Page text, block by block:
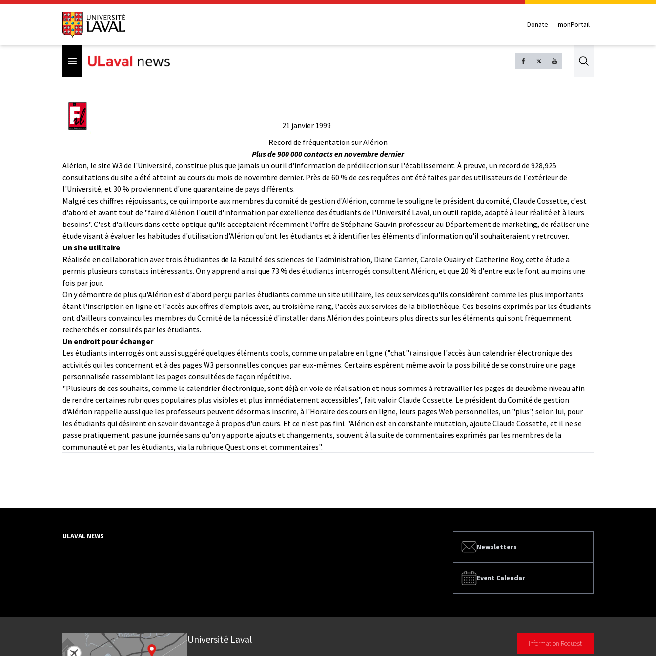
Donate monPortail
Open menu Search
21 janvier 1999
Record de fréquentation sur Alérion
Plus de 900 000 contacts en novembre dernier
Alérion, le site W3 de l'Université, constitue plus que jamais un outil d'information de prédilection sur l'établissement. À preuve, un record de 928,925
consultations du site a été atteint au cours du mois de novembre dernier. Près de 60 % de ces requêtes ont été faites par des utilisateurs de l'extérieur de
l'Université, et 30 % proviennent d'une quarantaine de pays différents.
Malgré ces chiffres réjouissants, ce qui importe aux membres du comité de gestion d'Alérion, comme le souligne le président du comité, Claude Cossette, c'est
d'abord et avant tout de "faire d'Alérion l'outil d'information par excellence des étudiants de l'Université Laval, un outil rapide, adapté à leur réalité et à leurs
besoins". C'est d'ailleurs dans cette optique qu'ils acceptaient récemment l'offre de Stéphane Gauvin professeur au Département de marketing, de réaliser une
étude visant à évaluer les habitudes d'utilisation d'Alérion qu'ont les étudiants et à identifier les éléments d'information qu'il souhaiteraient y retrouver.
Un site utilitaire
Réalisée en collaboration avec trois étudiantes de la Faculté des sciences de l'administration, Diane Carrier, Carole Ouairy et Catherine Roy, cette étude a
permis plusieurs constats intéressants. On y apprend ainsi que 73 % des étudiants interrogés consultent Alérion, et que 20 % d'entre eux le font au moins une
fois par jour.
On y démontre de plus qu'Alérion est d'abord perçu par les étudiants comme un site utilitaire, les deux services qu'ils considèrent comme les plus importants
étant l'inscription en ligne et l'accès aux offres d'emplois avec, au troisième rang, l'accès aux services de la bibliothèque. Ces besoins exprimés par les étudiants
ont d'ailleurs convaincu les membres du Comité de la nécessité d'installer dans Alérion des pointeurs plus directs sur les éléments qui sont fréquemment
recherchés et consultés par les étudiants.
Un endroit pour échanger
Les étudiants interrogés ont aussi suggéré quelques éléments cools, comme un palabre en ligne ("chat") ainsi que l'accès à un calendrier électronique des
activités qui les concernent et à des pages W3 personnelles conçues par eux-mêmes. Certains espèrent même avoir la possibilité de se construire une page
personnalisée rassemblant les pages consultées de façon répétitive.
"Plusieurs de ces souhaits, comme le calendrier électronique, sont déjà en voie de réalisation et nous sommes à retravailler les pages de deuxième niveau afin
de rendre certaines rubriques populaires plus visibles et plus immédiatement accessibles", fait valoir Claude Cossette. Le président du Comité de gestion
d'Alérion rappelle aussi que les professeurs peuvent désormais inscrire, à l'Horaire des cours en ligne, leurs pages Web personnelles, un "plus", selon lui, pour
les étudiants qui désirent en savoir davantage à propos d'un cours. Et ce n'est pas fini. "Alérion est en constante mutation, ajoute Claude Cossette, et il ne se
passe pratiquement pas une journée sans qu'on y apporte ajouts et changements, souvent à la suite de commentaires exprimés par les membres de la
communauté et par les étudiants, via la rubrique Questions et commentaires".
Newsletters
Event Calendar
ULAVAL NEWS
Université Laval Information Request